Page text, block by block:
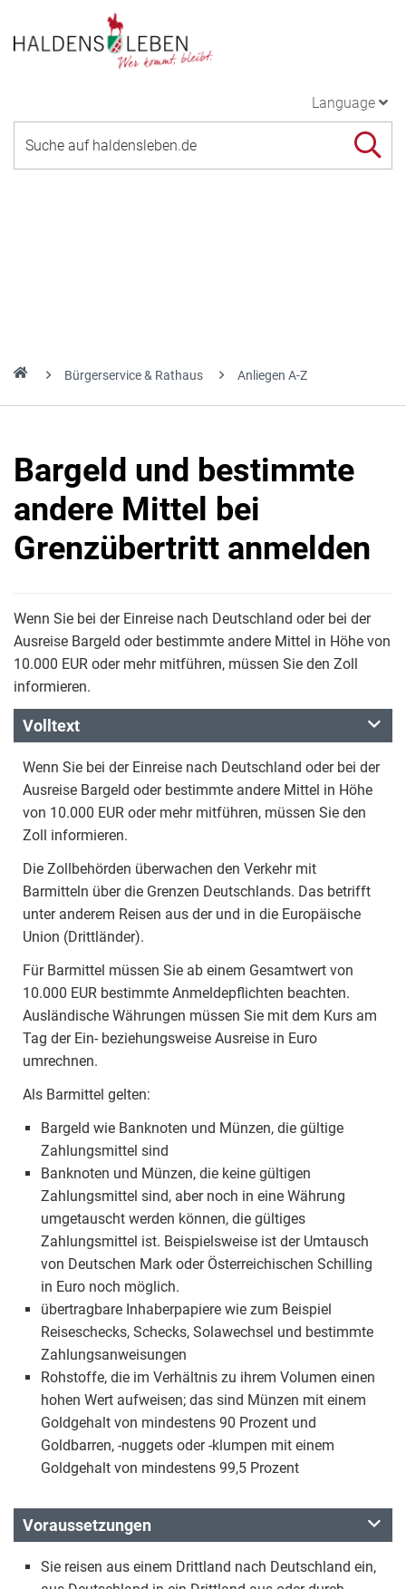
Language
Bürgerservice & Rathaus Anliegen A-Z
Bargeld und bestimmte
andere Mittel bei
Grenzübertritt anmelden
Wenn Sie bei der Einreise nach Deutschland oder bei der
Ausreise Bargeld oder bestimmte andere Mittel in Höhe von
10.000 EUR oder mehr mitführen, müssen Sie den Zoll
informieren.
Volltext
Wenn Sie bei der Einreise nach Deutschland oder bei der
Ausreise Bargeld oder bestimmte andere Mittel in Höhe
von 10.000 EUR oder mehr mitführen, müssen Sie den
Zoll informieren.
Die Zollbehörden überwachen den Verkehr mit
Barmitteln über die Grenzen Deutschlands. Das betrifft
unter anderem Reisen aus der und in die Europäische
Union (Drittländer).
Für Barmittel müssen Sie ab einem Gesamtwert von
10.000 EUR bestimmte Anmeldepflichten beachten.
Ausländische Währungen müssen Sie mit dem Kurs am
Tag der Ein- beziehungsweise Ausreise in Euro
umrechnen.
Als Barmittel gelten:
Bargeld wie Banknoten und Münzen, die gültige
Zahlungsmittel sind
Banknoten und Münzen, die keine gültigen
Zahlungsmittel sind, aber noch in eine Währung
umgetauscht werden können, die gültiges
Zahlungsmittel ist. Beispielsweise ist der Umtausch
von Deutschen Mark oder Österreichischen Schilling
in Euro noch möglich.
übertragbare Inhaberpapiere wie zum Beispiel
Reiseschecks, Schecks, Solawechsel und bestimmte
Zahlungsanweisungen
Rohstoffe, die im Verhältnis zu ihrem Volumen einen
hohen Wert aufweisen; das sind Münzen mit einem
Goldgehalt von mindestens 90 Prozent und
Goldbarren, -nuggets oder -klumpen mit einem
Goldgehalt von mindestens 99,5 Prozent
Voraussetzungen
Sie reisen aus einem Drittland nach Deutschland ein,